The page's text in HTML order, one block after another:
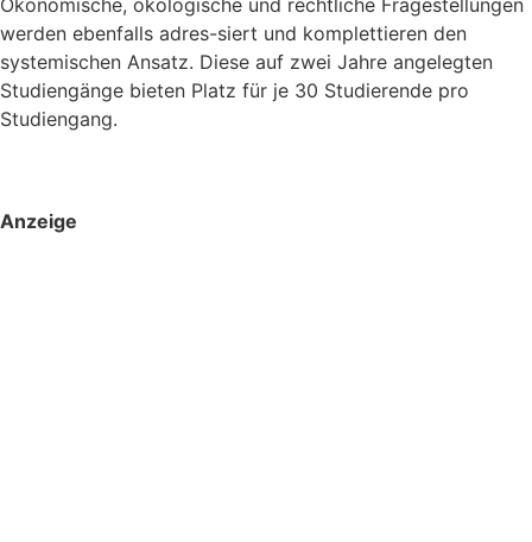
werden ebenfalls adres-siert und komplettieren den
systemischen Ansatz. Diese auf zwei Jahre angelegten
Studiengänge bieten Platz für je 30 Studierende pro
Studiengang.
Anzeige